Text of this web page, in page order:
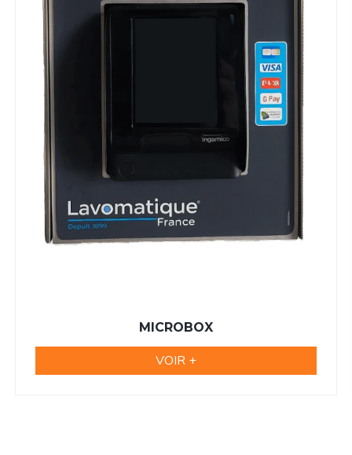
MICROBOX
VOIR +